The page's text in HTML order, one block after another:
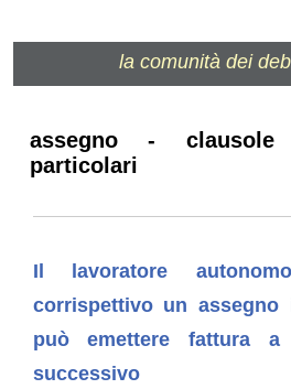
la comunità dei
assegno -
particolari
Il lavoratore
corrispettivo un
può emettere fattura a
successivo